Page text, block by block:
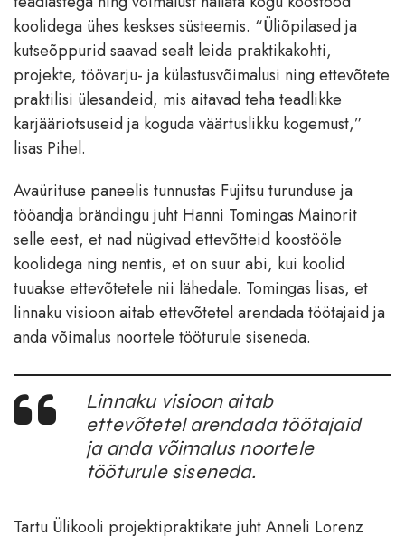
koolidega ühes keskses süsteemis. “Üliõpilased ja
kutseõppurid saavad sealt leida praktikakohti,
projekte, töövarju- ja külastusvõimalusi ning ettevõtete
praktilisi ülesandeid, mis aitavad teha teadlikke
karjääriotsuseid ja koguda väärtuslikku kogemust,”
lisas Pihel.
Avaürituse paneelis tunnustas Fujitsu turunduse ja
tööandja brändingu juht Hanni Tomingas Mainorit
selle eest, et nad nügivad ettevõtteid koostööle
koolidega ning nentis, et on suur abi, kui koolid
tuuakse ettevõtetele nii lähedale. Tomingas lisas, et
linnaku visioon aitab ettevõtetel arendada töötajaid ja
anda võimalus noortele tööturule siseneda.
Linnaku visioon aitab
ettevõtetel arendada töötajaid
ja anda võimalus noortele
tööturule siseneda.
Tartu Ülikooli projektipraktikate juht Anneli Lorenz